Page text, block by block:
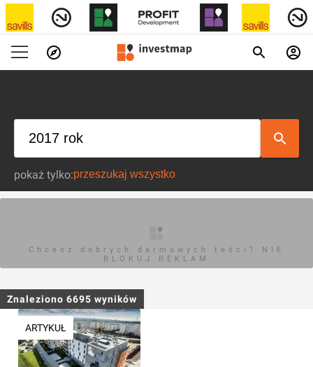
pokaż tylko:
Chcesz dobrych darmowych teści? NIE
BLOKUJ REKLAM
Znaleziono 6695 wyników
ARTYKUŁ